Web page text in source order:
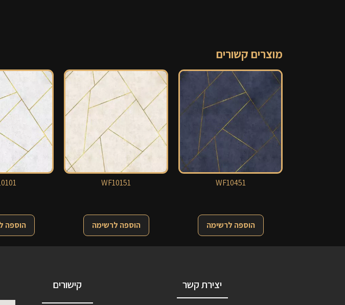
מוצרים קשורים
WF10451
הוספה לרשימה
WF10151
הוספה לרשימה הוספה
יצירת קשר קישורים